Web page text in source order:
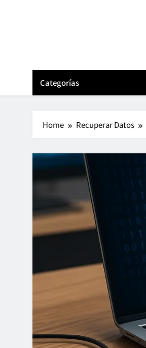
Categorías
Home Recuperar Datos